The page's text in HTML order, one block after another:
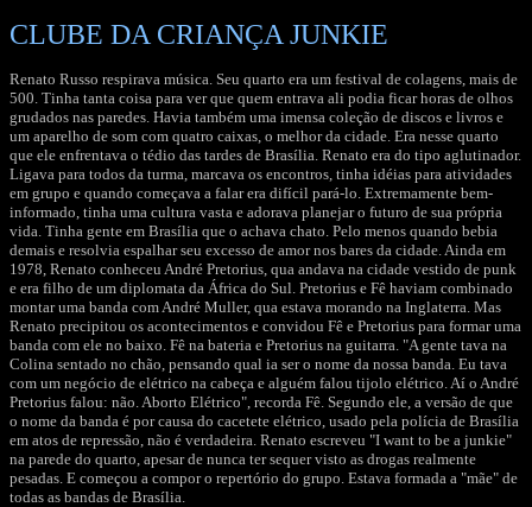
CLUBE DA CRIANÇA JUNKIE
Renato Russo respirava música. Seu quarto era um festival de colagens, mais de
500. Tinha tanta coisa para ver que quem entrava ali podia ficar horas de olhos
grudados nas paredes. Havia também uma imensa coleção de discos e livros e
um aparelho de som com quatro caixas, o melhor da cidade. Era nesse quarto
que ele enfrentava o tédio das tardes de Brasília. Renato era do tipo aglutinador.
Ligava para todos da turma, marcava os encontros, tinha idéias para atividades
em grupo e quando começava a falar era difícil pará-lo. Extremamente bem-
informado, tinha uma cultura vasta e adorava planejar o futuro de sua própria
vida. Tinha gente em Brasília que o achava chato. Pelo menos quando bebia
demais e resolvia espalhar seu excesso de amor nos bares da cidade. Ainda em
1978, Renato conheceu André Pretorius, qua andava na cidade vestido de punk
e era filho de um diplomata da África do Sul. Pretorius e Fê haviam combinado
montar uma banda com André Muller, qua estava morando na Inglaterra. Mas
Renato precipitou os acontecimentos e convidou Fê e Pretorius para formar uma
banda com ele no baixo. Fê na bateria e Pretorius na guitarra. "A gente tava na
Colina sentado no chão, pensando qual ia ser o nome da nossa banda. Eu tava
com um negócio de elétrico na cabeça e alguém falou tijolo elétrico. Aí o André
Pretorius falou: não. Aborto Elétrico", recorda Fê. Segundo ele, a versão de que
o nome da banda é por causa do cacetete elétrico, usado pela polícia de Brasília
em atos de repressão, não é verdadeira. Renato escreveu "I want to be a junkie"
na parede do quarto, apesar de nunca ter sequer visto as drogas realmente
pesadas. E começou a compor o repertório do grupo. Estava formada a "mãe" de
todas as bandas de Brasília.